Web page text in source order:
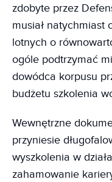
zdobyte przez
musiał natychmiast
lotnych o
ogóle podtrzymać
dowódca korpusu
budżetu szkolenia
Wewnętrzne
przyniesie
wyszkolenia w
zahamowanie